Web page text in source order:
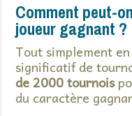
Comment peut-
joueur gagnant ?
Tout simplement
significatif de
de 2000 tournois
du caractère